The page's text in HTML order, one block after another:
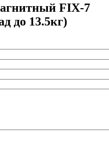
FIX-7
до 13.5кг)